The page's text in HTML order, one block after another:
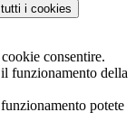
i cookies
consentire.
funzionamento della
potete